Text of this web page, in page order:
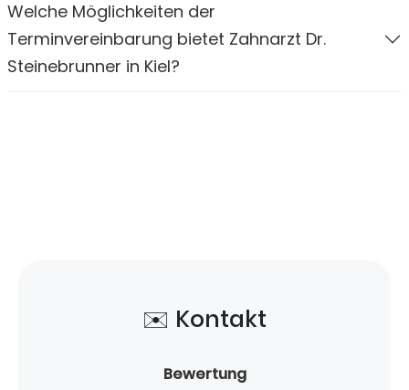
Welche Möglichkeiten der
Terminvereinbarung bietet Zahnarzt Dr.
Steinebrunner in Kiel?
✉️ Kontakt
Bewertung